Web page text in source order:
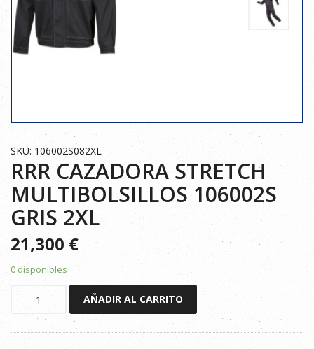
SKU: 106002S082XL
RRR CAZADORA STRETCH
MULTIBOLSILLOS 106002S
GRIS 2XL
21,300€
0 disponibles
AÑADIR AL CARRITO